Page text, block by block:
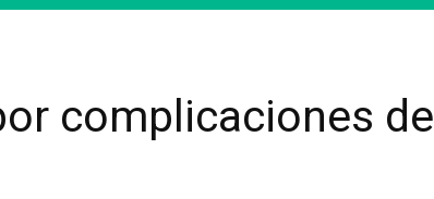
complicaciones de